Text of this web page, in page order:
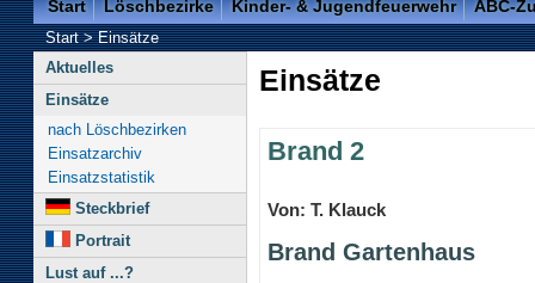
Start Löschbezirke Kinder- & Jugendfeuerwehr ABC-
Start>Einsätze
Aktuelles
Einsätze
nach Löschbezirken
Einsatzarchiv
Einsatzstatistik
Steckbrief
Portrait
Lust auf ...?
Einsätze
Brand 2
Von: T. Klauck
Brand Gartenhaus